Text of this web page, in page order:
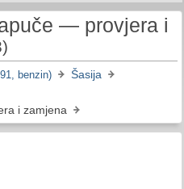
— provjera i
benzin)
Šasija
i zamjena